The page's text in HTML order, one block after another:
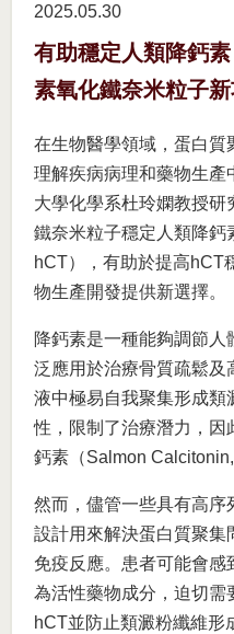
2025.05 30
有助穩定人類降鈣
素氧化鐵奈米粒子
在生物醫學領域，蛋白質
理解疾病病理和藥物生產
大學化學系杜玲嫻教授
鐵奈米粒子穩定人類降鈣
hCT），有助於提高hCT
物生產開發提供新選擇。
降鈣素是一種能夠調節
泛應用於治療骨質疏鬆及
液中極易自我聚集形成類
性，限制了治療潛力，因
鈣素（Salmon
然而，儘管一些具有高序
設計用來解決蛋白質聚集
免疫反應。患者可能會
為活性藥物成分，迫切需
hCT並防止類澱粉纖維形